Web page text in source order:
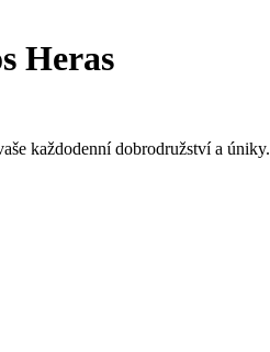
Heras
každodenní dobrodružství a úniky.